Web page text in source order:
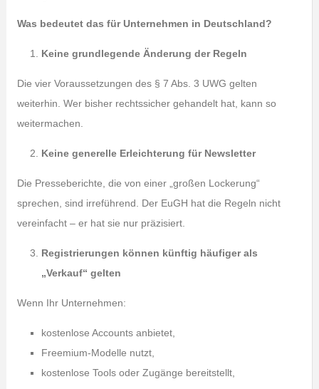
Was bedeutet das für Unternehmen in Deutschland?
Keine grundlegende Änderung der Regeln
Die vier Voraussetzungen des § 7 Abs. 3 UWG gelten
weiterhin. Wer bisher rechtssicher gehandelt hat, kann so
weitermachen.
Keine generelle Erleichterung für Newsletter
Die Presseberichte, die von einer „großen Lockerung“
sprechen, sind irreführend. Der EuGH hat die Regeln nicht
vereinfacht – er hat sie nur präzisiert.
Registrierungen können künftig häufiger als
„Verkauf“ gelten
Wenn Ihr Unternehmen:
kostenlose Accounts anbietet,
Freemium-Modelle nutzt,
kostenlose Tools oder Zugänge bereitstellt,